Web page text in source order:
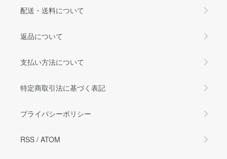
配送・送料について
返品について
支払い方法について
特定商取引法に基づく表記
プライバシーポリシー
RSS / ATOM